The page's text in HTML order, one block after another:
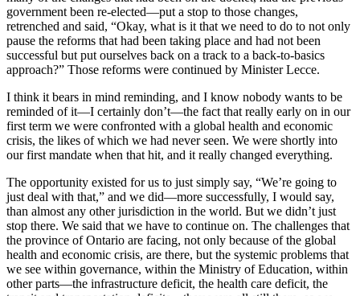
government been re-elected—put a stop to those changes,
retrenched and said, “Okay, what is it that we need to do to not only
pause the reforms that had been taking place and had not been
successful but put ourselves back on a track to a back-to-basics
approach?” Those reforms were continued by Minister Lecce.
I think it bears in mind reminding, and I know nobody wants to be
reminded of it—I certainly don’t—the fact that really early on in our
first term we were confronted with a global health and economic
crisis, the likes of which we had never seen. We were shortly into
our first mandate when that hit, and it really changed everything.
The opportunity existed for us to just simply say, “We’re going to
just deal with that,” and we did—more successfully, I would say,
than almost any other jurisdiction in the world. But we didn’t just
stop there. We said that we have to continue on. The challenges that
the province of Ontario are facing, not only because of the global
health and economic crisis, are there, but the systemic problems that
we see within governance, within the Ministry of Education, within
other parts—the infrastructure deficit, the health care deficit, the